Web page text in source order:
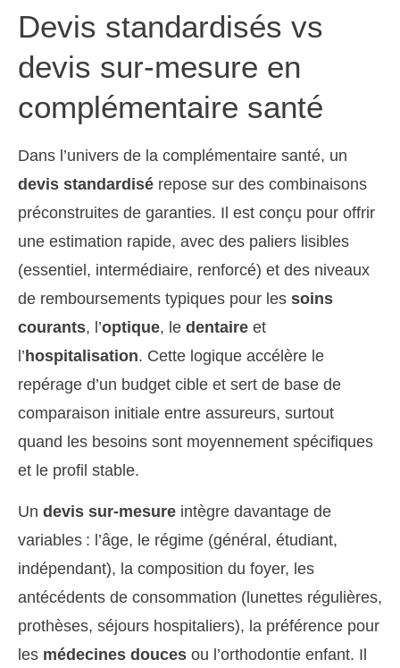
Devis standardisés vs
devis sur-mesure en
complémentaire santé
Dans l’univers de la complémentaire santé, un
devis standardisé repose sur des combinaisons
préconstruites de garanties. Il est conçu pour offrir
une estimation rapide, avec des paliers lisibles
(essentiel, intermédiaire, renforcé) et des niveaux
de remboursements typiques pour les soins
courants, l’optique, le dentaire et
l’hospitalisation. Cette logique accélère le
repérage d’un budget cible et sert de base de
comparaison initiale entre assureurs, surtout
quand les besoins sont moyennement spécifiques
et le profil stable.
Un devis sur-mesure intègre davantage de
variables : l’âge, le régime (général, étudiant,
indépendant), la composition du foyer, les
antécédents de consommation (lunettes régulières,
prothèses, séjours hospitaliers), la préférence pour
les médecines douces ou l’orthodontie enfant. Il